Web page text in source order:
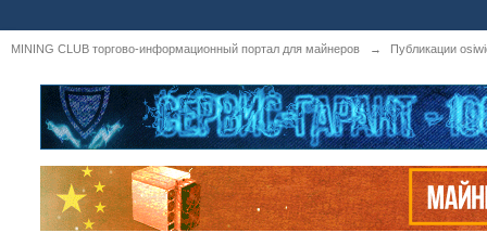
MINING CLUB торгово-информационный портал для майнеров → Публикации